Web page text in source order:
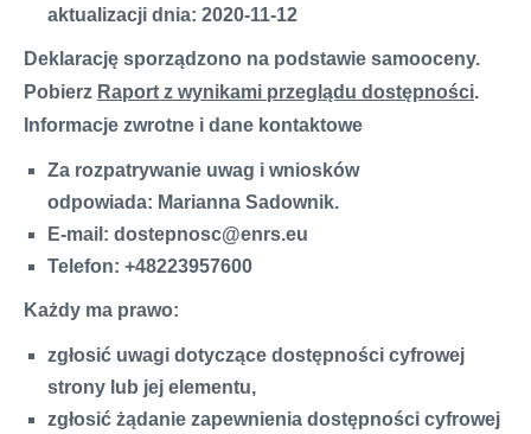
aktualizacji dnia: 2020-11-12
Deklarację sporządzono na podstawie samooceny.
Pobierz Raport z wynikami przeglądu dostępności.
Informacje zwrotne i dane kontaktowe
Za rozpatrywanie uwag i wniosków
odpowiada: Marianna Sadownik.
E-mail: dostepnosc@enrs.eu
Telefon: +48223957600
Każdy ma prawo:
zgłosić uwagi dotyczące dostępności cyfrowej
strony lub jej elementu,
zgłosić żądanie zapewnienia dostępności cyfrowej